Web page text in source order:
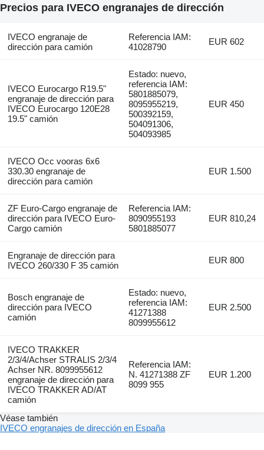
Precios para IVECO engranajes de dirección
IVECO engranaje de
dirección para camión
Referencia IAM:
41028790
EUR 602
IVECO Eurocargo R19.5"
engranaje de dirección para
IVECO Eurocargo 120E28
19.5" camión
Estado: nuevo,
referencia IAM:
5801885079,
8095955219,
500392159,
504091306,
504093985
EUR 450
IVECO Occ vooras 6x6
330.30 engranaje de
dirección para camión
EUR 1.500
ZF Euro-Cargo engranaje de
dirección para IVECO Euro-
Cargo camión
Referencia IAM:
8090955193
5801885077
EUR 810,24
Engranaje de dirección para
IVECO 260/330 F 35 camión
EUR 800
Bosch engranaje de
dirección para IVECO
camión
Estado: nuevo,
referencia IAM:
41271388
8099955612
EUR 2.500
IVECO TRAKKER
2/3/4/Achser STRALIS 2/3/4
Achser NR. 8099955612
engranaje de dirección para
IVECO TRAKKER AD/AT
camión
Referencia IAM:
N. 41271388 ZF
8099 955
EUR 1.200
Véase también
IVECO engranajes de dirección en España